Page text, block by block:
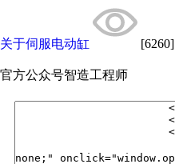
关于伺服电动缸 [6260]
官方公众号智造工程师